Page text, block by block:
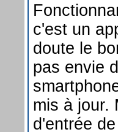
c'est un
doute le
pas envie
mis à jour.
d'entrée